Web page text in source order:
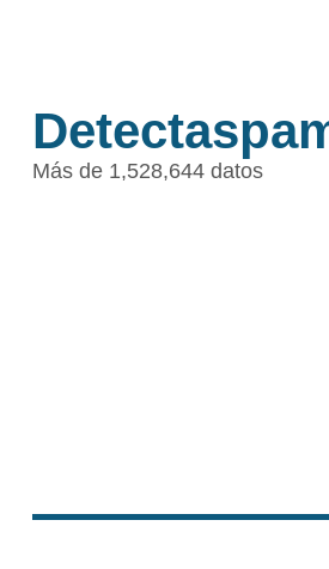
Más de 1,528,644 datos